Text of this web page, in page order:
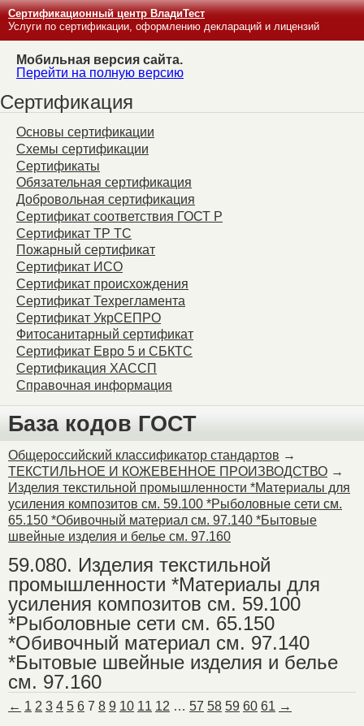
Сертификационный центр ВладиТест
Услуги по сертификации, оформлению деклараций и лицензий
Мобильная версия сайта.
Перейти на полную версию
Сертификация
Основы сертификации
Схемы сертификации
Сертификаты
Обязательная сертификация
Добровольная сертификация
Сертификат соответствия ГОСТ Р
Сертификат ТР ТС
Пожарный сертификат
Сертификат ИСО
Сертификат происхождения
Сертификат Техрегламента
Сертификат УкрСЕПРО
Фитосанитарный сертификат
Сертификат Евро 5 и СБКТС
Сертификация ХАССП
Справочная информация
База кодов ГОСТ
Общероссийский классификатор стандартов →
ТЕКСТИЛЬНОЕ И КОЖЕВЕННОЕ ПРОИЗВОДСТВО →
Изделия текстильной промышленности *Материалы для
усиления композитов см. 59.100 *Рыболовные сети см.
65.150 *Обивочный материал см. 97.140 *Бытовые
швейные изделия и белье см. 97.160
59.080. Изделия текстильной
промышленности *Материалы для
усиления композитов см. 59.100
*Рыболовные сети см. 65.150
*Обивочный материал см. 97.140
*Бытовые швейные изделия и белье
см. 97.160
← 1 2 3 4 5 6 7 8 9 10 11 12 … 57 58 59 60 61 →